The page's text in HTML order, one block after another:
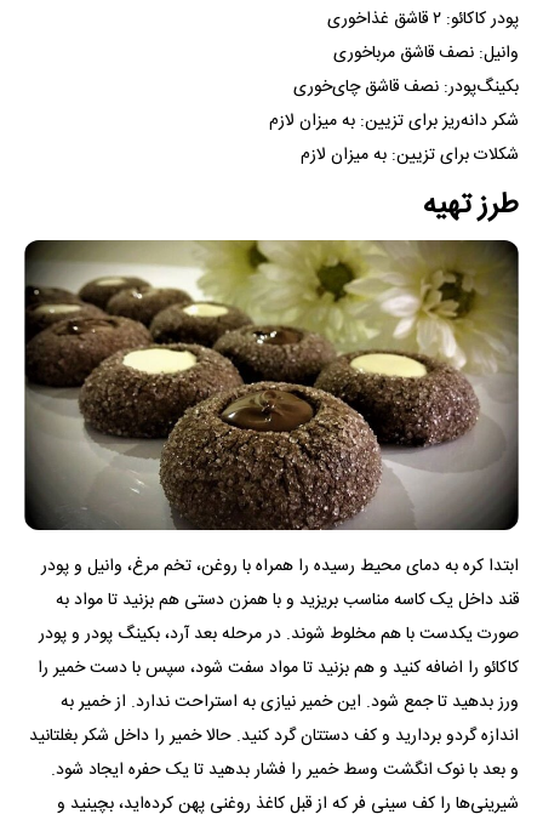
پودر کاکائو: ۲ قاشق غذاخوری
وانیل: نصف قاشق مرباخوری
بکینگ‌پودر: نصف قاشق چای‌خوری
شکر دانه‌ریز برای تزیین: به میزان لازم
شکلات برای تزیین: به میزان لازم
طرز تهیه
ابتدا کره به دمای محیط رسیده را همراه با روغن، تخم مرغ، وانیل و پودر
قند داخل یک کاسه مناسب بریزید و با همزن دستی هم بزنید تا مواد به
صورت یکدست با هم مخلوط شوند. در مرحله بعد آرد، بکینگ پودر و پودر
کاکائو را اضافه کنید و هم بزنید تا مواد سفت شود، سپس با دست خمیر را
ورز بدهید تا جمع شود. این خمیر نیازی به استراحت ندارد. از خمیر به
اندازه گردو بردارید و کف دستتان گرد کنید. حالا خمیر را داخل شکر بغلتانید
و بعد با نوک انگشت وسط خمیر را فشار بدهید تا یک حفره ایجاد شود.
شیرینی‌ها را کف سینی فر که از قبل کاغذ روغنی پهن کرده‌اید، بچینید و